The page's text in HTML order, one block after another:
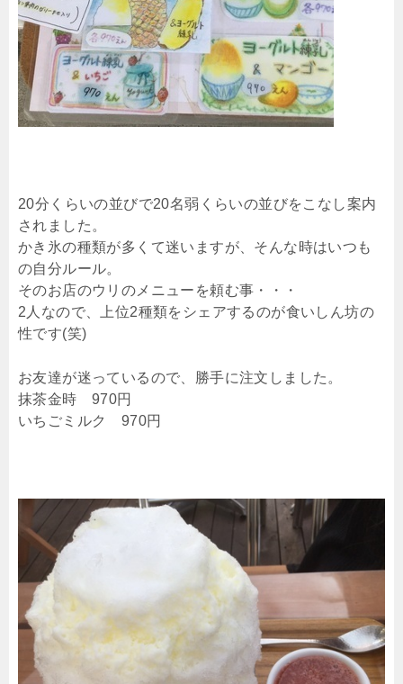
20分くらいの並びで20名弱くらいの並びをこなし案内
されました。
かき氷の種類が多くて迷いますが、そんな時はいつも
の自分ルール。
そのお店のウリのメニューを頼む事・・・
2人なので、上位2種類をシェアするのが食いしん坊の
性です(笑)
お友達が迷っているので、勝手に注文しました。
抹茶金時 970円
いちごミルク 970円